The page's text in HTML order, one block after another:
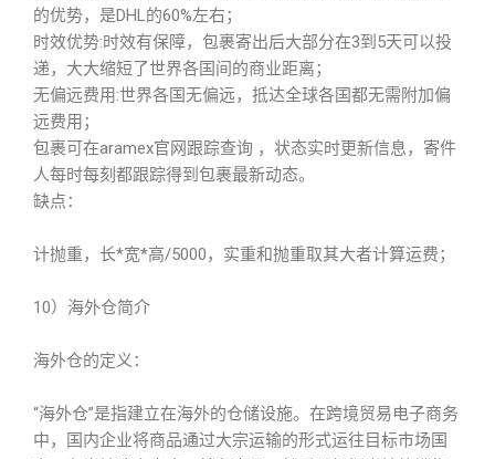
的优势，是DHL的60%左右；
时效优势:时效有保障，包裹寄出后大部分在3到5天可以投
递，大大缩短了世界各国间的商业距离；
无偏远费用:世界各国无偏远，抵达全球各国都无需附加偏
远费用；
包裹可在aramex官网跟踪查询 ，状态实时更新信息，寄件
人每时每刻都跟踪得到包裹最新动态。
缺点：
计抛重，长*宽*高/5000，实重和抛重取其大者计算运费；
10）海外仓简介
海外仓的定义：
“海外仓”是指建立在海外的仓储设施。在跨境贸易电子商务
中，国内企业将商品通过大宗运输的形式运往目标市场国